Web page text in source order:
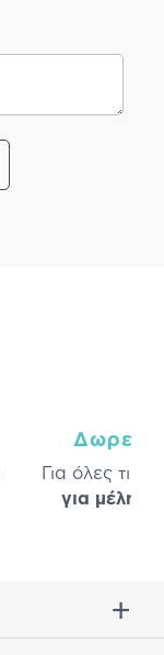
Δωρεάν
Για όλες τις
για μέλη